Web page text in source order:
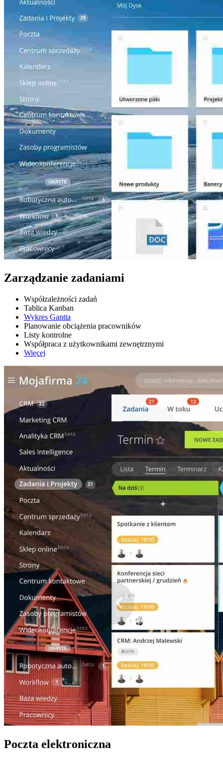
Zarządzanie zadaniami
Współzależności zadań
Tablica Kanban
Wykres Gantta
Planowanie obciążenia pracowników
Listy kontrolne
Współpraca z użytkownikami zewnętrznymi
Więcej
Poczta elektroniczna